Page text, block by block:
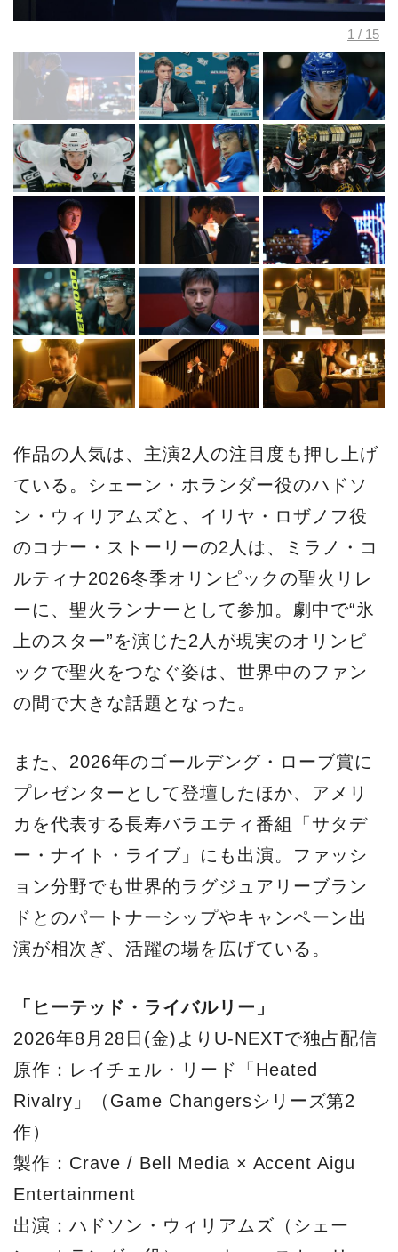
作品の人気は、主演2人の注目度も押し上げ
ている。シェーン・ホランダー役のハドソ
ン・ウィリアムズと、イリヤ・ロザノフ役
のコナー・ストーリーの2人は、ミラノ・コ
ルティナ2026冬季オリンピックの聖火リレ
ーに、聖火ランナーとして参加。劇中で“氷
上のスター”を演じた2人が現実のオリンピ
ックで聖火をつなぐ姿は、世界中のファン
の間で大きな話題となった。
また、2026年のゴールデング・ローブ賞に
プレゼンターとして登壇したほか、アメリ
カを代表する長寿バラエティ番組「サタデ
ー・ナイト・ライブ」にも出演。ファッシ
ョン分野でも世界的ラグジュアリーブラン
ドとのパートナーシップやキャンペーン出
演が相次ぎ、活躍の場を広げている。
「ヒーテッド・ライバルリー」
2026年8月28日(金)よりU-NEXTで独占配信
原作：レイチェル・リード「Heated
Rivalry」（Game Changersシリーズ第2
作）
製作：Crave / Bell Media × Accent Aigu
Entertainment
出演：ハドソン・ウィリアムズ（シェー